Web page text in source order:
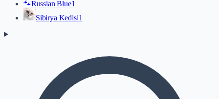
🐾Russian Blue1
Sibirya Kedisi1